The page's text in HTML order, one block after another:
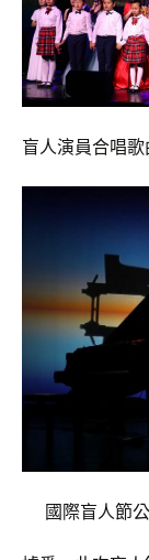
盲人演員合唱
國際盲人節公